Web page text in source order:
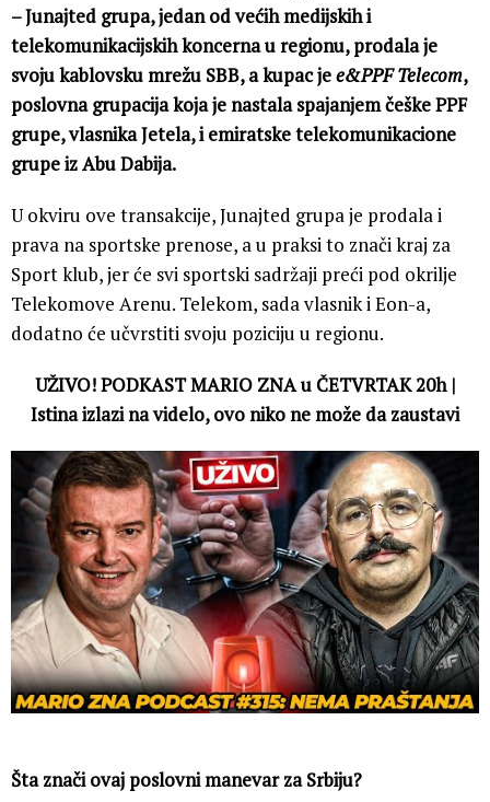
– Junajted grupa, jedan od većih medijskih i
telekomunikacijskih koncerna u regionu, prodala je
svoju kablovsku mrežu SBB, a kupac jee&PPF Telecom,
poslovna grupacija koja je nastala spajanjem češke PPF
grupe, vlasnika Jetela, i emiratske telekomunikacione
grupe iz Abu Dabija.
U okviru ove transakcije, Junajted grupa je prodala i
prava na sportske prenose, a u praksi to znači kraj za
Sport klub, jer će svi sportski sadržaji preći pod okrilje
Telekomove Arenu. Telekom, sada vlasnik i Eon-a,
dodatno će učvrstiti svoju poziciju u regionu.
UŽIVO! PODKAST MARIO ZNA u ČETVRTAK 20h |
Istina izlazi na videlo, ovo niko ne može da zaustavi
Šta znači ovaj poslovni manevar za Srbiju?